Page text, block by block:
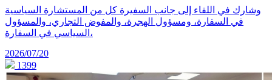
وشارك في اللقاء إلى جانب السفيرة كل من المستشارة السياسية
في السفارة، ومسؤول الهجرة، والمفوض التجاري، والمسؤول
السياسي في السفارة،
2026/07/20
1399